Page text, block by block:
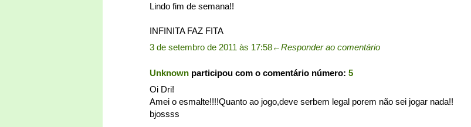
Lindo fim de semana!!
INFINITA FAZ FITA
3 de setembro de 2011 às 17:58←Responder ao comentário
Unknown participou com o comentário número: 5
Oi Dri!
Amei o esmalte!!!!Quanto ao jogo,deve serbem legal porem não sei jogar nada!!
bjossss